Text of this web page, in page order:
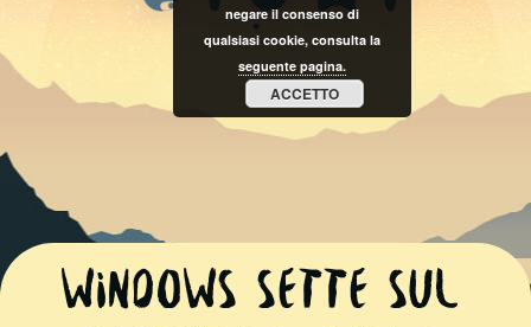
Windows Sette sul
negare il consenso di
qualsiasi cookie, consulta la
seguente pagina.
ACCETTO